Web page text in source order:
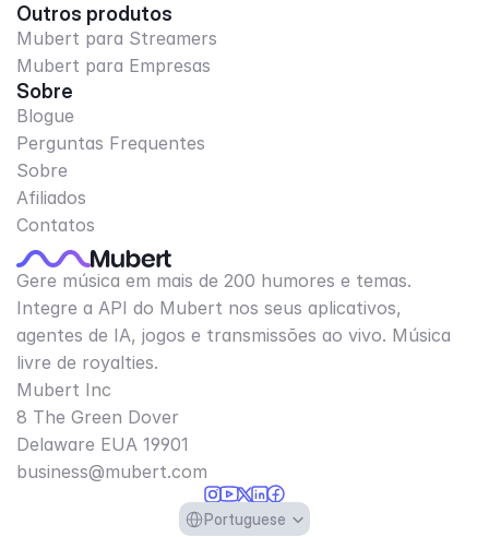
Outros produtos
Mubert para Streamers
Mubert para Empresas
Sobre
Blogue
Perguntas Frequentes
Sobre
Afiliados
Contatos
Gere música em mais de 200 humores e temas.
Integre a API do Mubert nos seus aplicativos,
agentes de IA, jogos e transmissões ao vivo. Música
livre de royalties.
Mubert Inc
8 The Green Dover
Delaware EUA 19901​
business@mubert.com
Select Language
Portuguese